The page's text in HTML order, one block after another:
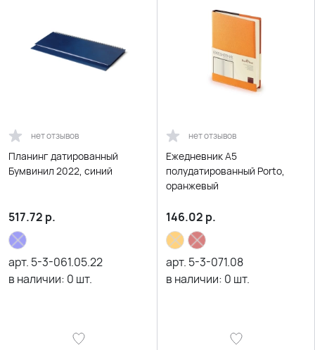
нет отзывов
Планинг датированный
Бумвинил 2022, синий
517.72 р.
арт. 5-3-061.05.22
в наличии: 0 шт.
нет отзывов
Ежедневник А5
полудатированный Porto,
оранжевый
146.02 р.
арт. 5-3-071.08
в наличии: 0 шт.